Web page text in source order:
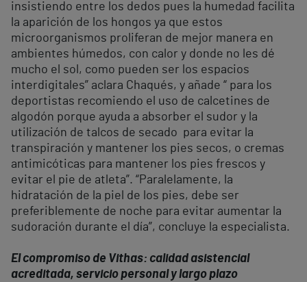
insistiendo entre los dedos pues la humedad facilita
la aparición de los hongos ya que estos
microorganismos proliferan de mejor manera en
ambientes húmedos, con calor y donde no les dé
mucho el sol, como pueden ser los espacios
interdigitales” aclara Chaqués, y añade “ para los
deportistas recomiendo el uso de calcetines de
algodón porque ayuda a absorber el sudor y la
utilización de talcos de secado para evitar la
transpiración y mantener los pies secos, o cremas
antimicóticas para mantener los pies frescos y
evitar el pie de atleta”. “Paralelamente, la
hidratación de la piel de los pies, debe ser
preferiblemente de noche para evitar aumentar la
sudoración durante el día”, concluye la especialista.
El compromiso de Vithas: calidad asistencial
acreditada, servicio personal y largo plazo